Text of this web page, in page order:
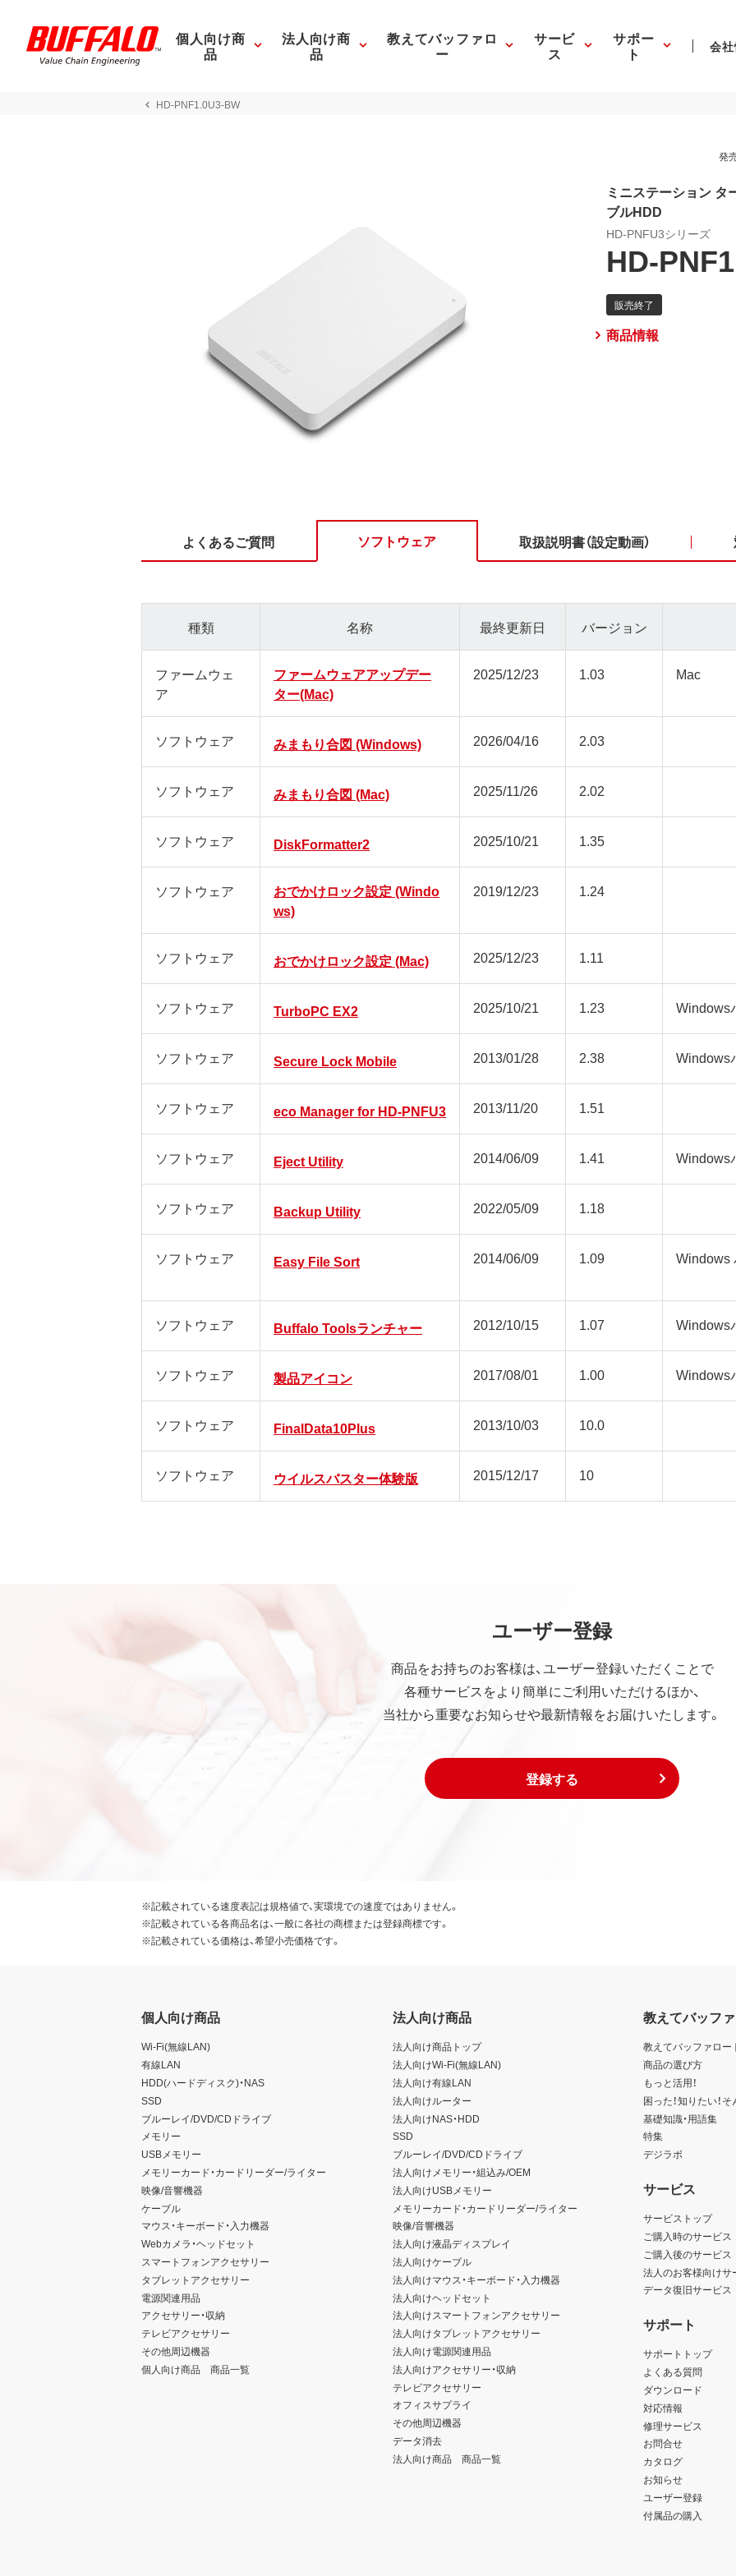
個人向け商
品
法人向け商
品
教えてバッファロ
ー
サービ
ス
サポー
ト 会
HD-PNF1.0U3-BW
発
ミニステーション タ
ブルHDD
HD-PNFU3シリーズ
HD-
商品情報
よくあるご質問 ソフトウェア 取扱説明書（設定動画）
種類 名称 最終更新日 バージョン
ファームウェ
ア
ファームウェアアップデー
ター(Mac)
2025/12/23 1.03 Mac
ソフトウェア みまもり合図 (Windows) 2026/04/16 2.03
ソフトウェア みまもり合図 (Mac) 2025/11/26 2.02
ソフトウェア DiskFormatter2 2025/10/21 1.35
ソフトウェア
おでかけロック設定 (Windo
ws)
2019/12/23 1.24
ソフトウェア おでかけロック設定 (Mac) 2025/12/23 1.11
ソフトウェア TurboPC EX2 2025/10/21 1.23 Windows
ソフトウェア Secure Lock Mobile 2013/01/28 2.38 Windows
ソフトウェア eco Manager for HD-PNFU3 2013/11/20 1.51
ソフトウェア Eject Utility 2014/06/09 1.41 Windows
ソフトウェア Backup Utility 2022/05/09 1.18
ソフトウェア Easy File Sort 2014/06/09 1.09 Windows
ソフトウェア Buffalo Toolsランチャー 2012/10/15 1.07 Windows
ソフトウェア 製品アイコン 2017/08/01 1.00 Windows
ソフトウェア FinalData10Plus 2013/10/03 10.0
ソフトウェア ウイルスバスター体験版 2015/12/17 10
ユーザー登録
商品をお持ちのお客様は、ユーザー登録いただくことで
各種サービスをより簡単にご利用いただけるほか、
当社から重要なお知らせや最新情報をお届けいたします。
登録する
※記載されている速度表記は規格値で、実環境での速度ではありません。
※記載されている各商品名は、一般に各社の商標または登録商標です。
※記載されている価格は、希望小売価格です。
個人向け商品
Wi-Fi(無線LAN)
有線LAN
HDD(ハードディスク)・NAS
SSD
ブルーレイ/DVD/CDドライブ
メモリー
USBメモリー
メモリーカード・カードリーダー/ライター
映像/音響機器
ケーブル
マウス・キーボード・入力機器
Webカメラ・ヘッドセット
スマートフォンアクセサリー
タブレットアクセサリー
電源関連用品
アクセサリー・収納
テレビアクセサリー
その他周辺機器
個人向け商品 商品一覧
法人向け商品
法人向け商品トップ
法人向けWi-Fi(無線LAN)
法人向け有線LAN
法人向けルーター
法人向けNAS・HDD
SSD
ブルーレイ/DVD/CDドライブ
法人向けメモリー・組込み/OEM
法人向けUSBメモリー
メモリーカード・カードリーダー/ライター
映像/音響機器
法人向け液晶ディスプレイ
法人向けケーブル
法人向けマウス・キーボード・入力機器
法人向けヘッドセット
法人向けスマートフォンアクセサリー
法人向けタブレットアクセサリー
法人向け電源関連用品
法人向けアクセサリー・収納
テレビアクセサリー
オフィスサプライ
その他周辺機器
データ消去
法人向け商品 商品一覧
教えてバッフ
教えてバッファロー
商品の選び方
もっと活用！
困った！知りたい！
基礎知識・用語集
特集
デジラボ
サービス
サービストップ
ご購入時のサービス
ご購入後のサービス
法人のお客様向けサ
データ復旧サービス
サポート
サポートトップ
よくある質問
ダウンロード
対応情報
修理サービス
お問合せ
カタログ
お知らせ
ユーザー登録
付属品の購入